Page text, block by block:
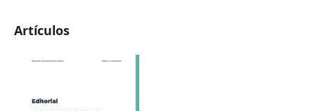
Artículos